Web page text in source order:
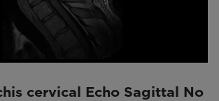
cervical Echo Sagittal No